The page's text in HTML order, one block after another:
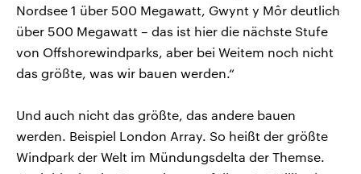
Nordsee 1 über 500 Megawatt, Gwynt y Môr deutlich
über 500 Megawatt – das ist hier die nächste Stufe
von Offshorewindparks, aber bei Weitem noch nicht
das größte, was wir bauen werden.“
Und auch nicht das größte, das andere bauen
werden. Beispiel London Array. So heißt der größte
Windpark der Welt im Mündungsdelta der Themse.